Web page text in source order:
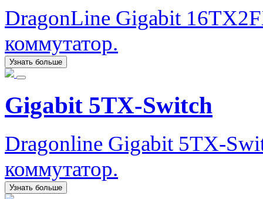
DragonLine Gigabit
коммутатор.
Узнать больше
Gigabit 5TX-Switch
Dragonline Gigabit 5TX-
коммутатор.
Узнать больше